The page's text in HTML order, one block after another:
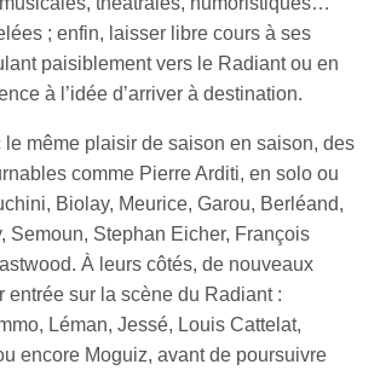
; enfin, laisser libre cours à ses
paisiblement vers le Radiant ou en
à l’idée d’arriver à destination.
le même plaisir de saison en saison, des
comme Pierre Arditi, en solo ou
Biolay, Meurice, Garou, Berléand,
Semoun, Stephan Eicher, François
À leurs côtés, de nouveaux
entrée sur la scène du Radiant :
Léman, Jessé, Louis Cattelat,
encore Moguiz, avant de poursuivre